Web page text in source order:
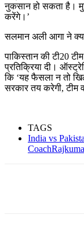
नुकसान हो सकता है।
करेंगे।’
सलमान अली आगा ने
पाकिस्तान की टी20
प्रतिक्रिया दी।
कि ‘यह फैसला न तो
सरकार तय करेगी, टीम
TAGS
India vs